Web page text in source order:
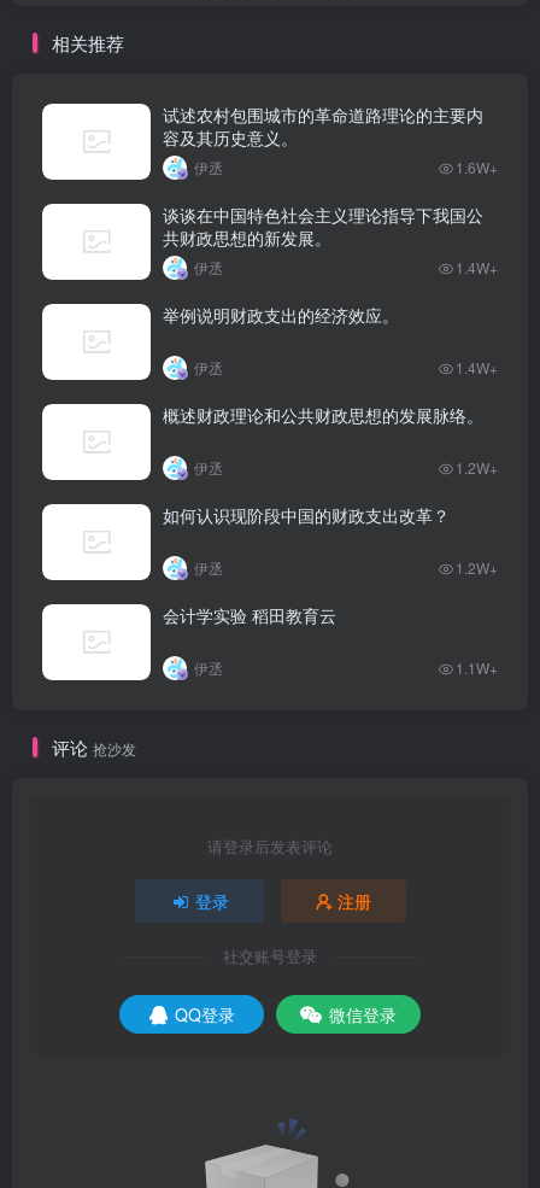
相关推荐
试述农村包围城市的革命道路理论的主要内
容及其历史意义。
伊丞 1.6W+
谈谈在中国特色社会主义理论指导下我国公
共财政思想的新发展。
伊丞 1.4W+
举例说明财政支出的经济效应。
伊丞 1.4W+
概述财政理论和公共财政思想的发展脉络。
伊丞 1.2W+
如何认识现阶段中国的财政支出改革？
伊丞 1.2W+
会计学实验 稻田教育云
伊丞 1.1W+
评论 抢沙发
请登录后发表评论
登录 注册
社交账号登录
QQ登录 微信登录